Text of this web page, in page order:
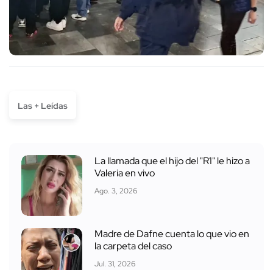
Las + Leídas
La llamada que el hijo del "R1" le hizo a
Valeria en vivo
Ago. 3, 2026
Madre de Dafne cuenta lo que vio en
la carpeta del caso
Jul. 31, 2026